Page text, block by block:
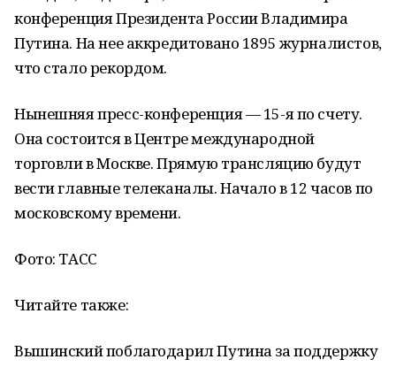
конференция Президента России Владимира
Путина. На нее аккредитовано 1895 журналистов,
что стало рекордом.
Нынешняя пресс-конференция — 15-я по счету.
Она состоится в Центре международной
торговли в Москве. Прямую трансляцию будут
вести главные телеканалы. Начало в 12 часов по
московскому времени.
Фото: ТАСС
Читайте также:
Вышинский поблагодарил Путина за поддержку